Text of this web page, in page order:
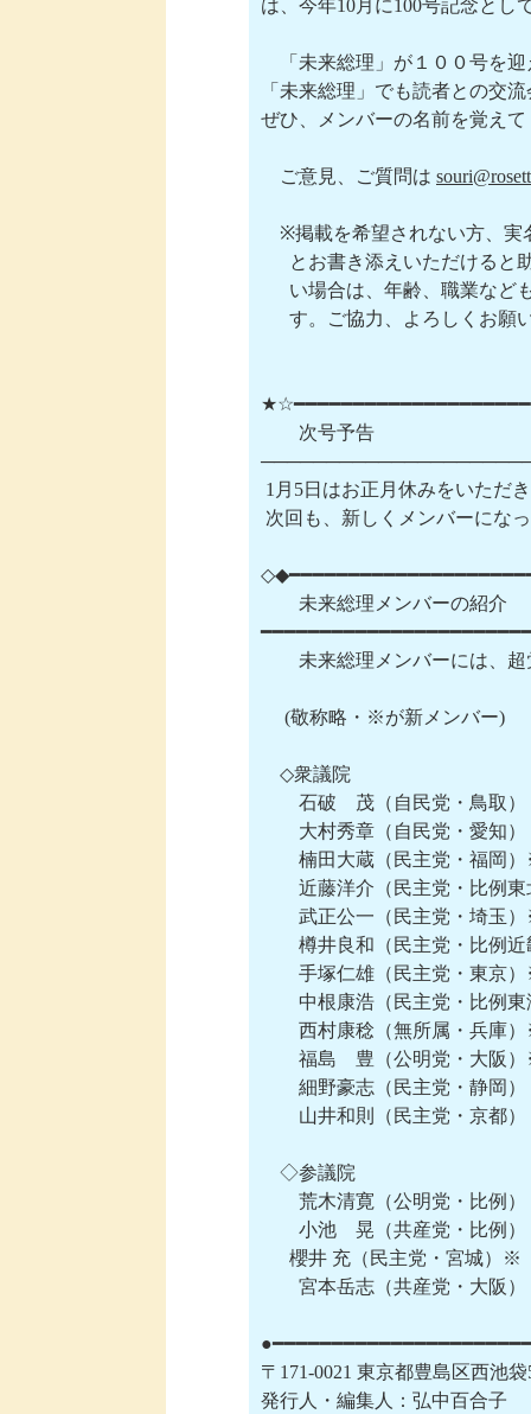
は、今年10月に100号記念とし
「未来総理」が１００号を迎
「未来総理」でも読者との交
ぜひ、メンバーの名前を覚え
ご意見、ご質問は
※掲載を希望されない方、実
とお書き添えいただけると
い場合は、年齢、職業など
す。ご協力、よろしくお願
次号予告
1月5日はお正月休みをいただ
次回も、新しくメンバーにな
未来総理メンバーの紹介
未来総理メンバーには、超
(敬称略・※が新メンバー)
◇衆議院
石破　茂（自民党・鳥取）
大村秀章（自民党・愛知）
楠田大蔵（民主党・福岡）
近藤洋介（民主党・比例東
武正公一（民主党・埼玉）
樽井良和（民主党・比例近
手塚仁雄（民主党・東京）
中根康浩（民主党・比例東
西村康稔（無所属・兵庫）
福島　豊（公明党・大阪）
細野豪志（民主党・静岡）
山井和則（民主党・京都）
◇参議院
荒木清寛（公明党・比例）
小池　晃（共産党・比例）
櫻井 充（民主党・宮城）※
宮本岳志（共産党・大阪）
〒171-0021 東京都豊島区西池
発行人・編集人：弘中百合子